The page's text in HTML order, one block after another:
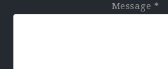
Message *